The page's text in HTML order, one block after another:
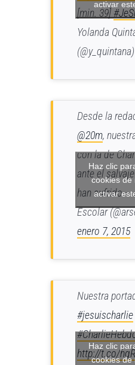
[min. 39]
Yolanda
activar
Desde la
@20m,
con la de
ante el
han sufrido —
Escolar
enero 7, 2015
Haz clic
cookies de
activar
Nuestra
#jesuischarlie
http://t.co/
Haz clic
cookies de